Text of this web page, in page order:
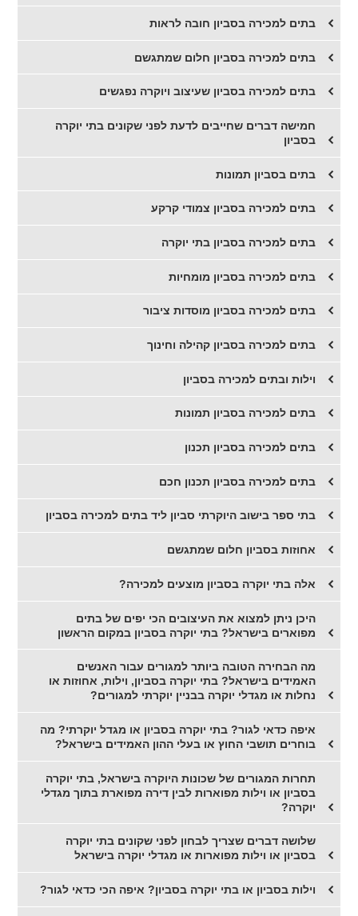
בתים למכירה בסביון חובה לראות
בתים למכירה בסביון חלום שמתגשם
בתים למכירה בסביון שעיצוב ויוקרה נפגשים
חמישה דברים שחייבים לדעת לפני שקונים בתי יוקרה
בסביון
בתים בסביון תמונות
בתים למכירה בסביון צמודי קרקע
בתים למכירה בסביון בתי יוקרה
בתים למכירה בסביון מומחיות
בתים למכירה בסביון מוסדות ציבור
בתים למכירה בסביון קהילה וחינוך
וילות ובתים למכירה בסביון
בתים למכירה בסביון תמונות
בתים למכירה בסביון תכנון
בתים למכירה בסביון תכנון חכם
בתי ספר בישוב היוקרתי סביון ליד בתים למכירה בסביון
אחוזות בסביון חלום שמתגשם
אלה בתי יוקרה בסביון מוצעים למכירה?
היכן ניתן למצוא את העיצובים הכי יפים של בתים
מפוארים בישראל? בתי יוקרה בסביון במקום הראשון
מה הבחירה הטובה ביותר למגורים עבור האנשים
האמידים בישראל? בתי יוקרה בסביון, וילות, אחוזות או
נחלות או מגדלי יוקרה בבניין יוקרתי למגורים?
איפה כדאי לגור? בתי יוקרה בסביון או מגדל יוקרתי? מה
בוחרים תושבי החוץ או בעלי ההון האמידים בישראל?
תחרות המגורים של שכונות היוקרה בישראל, בתי יוקרה
בסביון או וילות מפוארות לבין דירה מפוארת בתוך מגדלי
יוקרה?
שלושה דברים שצריך לבחון לפני שקונים בתי יוקרה
בסביון או וילות מפוארות או מגדלי יוקרה בישראל
וילות בסביון או בתי יוקרה בסביון? איפה הכי כדאי לגור?